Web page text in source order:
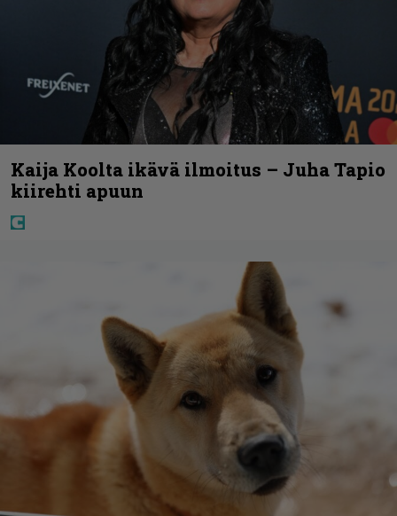
Kaija Koolta ikävä ilmoitus – Juha Tapio
kiirehti apuun